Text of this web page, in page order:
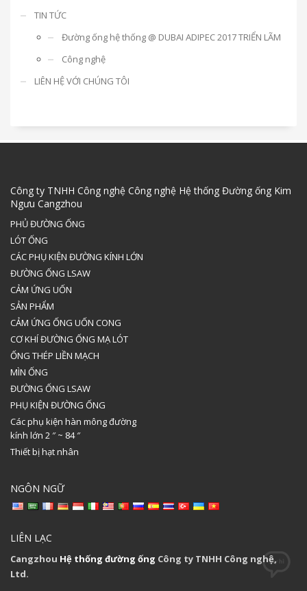
TIN TỨC
Đường ống hệ thống @ DUBAI ADIPEC 2017 TRIỂN LÃM
Công nghệ
LIÊN HỆ VỚI CHÚNG TÔI
Công ty TNHH Công nghệ Công nghệ Hệ thống Đường ống Kim
Ngưu Cangzhou
PHỦ ĐƯỜNG ỐNG
LÓT ỐNG
CÁC PHỤ KIỆN ĐƯỜNG KÍNH LỚN
ĐƯỜNG ỐNG LSAW
CẢM ỨNG UỐN
SẢN PHẨM
CẢM ỨNG ỐNG UỐN CONG
CƠ KHÍ ĐƯỜNG ỐNG MẠ LÓT
ỐNG THÉP LIỀN MẠCH
MÌN ỐNG
ĐƯỜNG ỐNG LSAW
PHỤ KIỆN ĐƯỜNG ỐNG
Các phụ kiện hàn mông đường
kính lớn 2 ″ ~ 84 ″
Thiết bị hạt nhân
NGÔN NGỮ
LIÊN LẠC
Cangzhou Hệ thống đường ống Công ty TNHH Công nghệ,
Ltd.